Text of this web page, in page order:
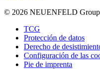
© 2026 NEUENFELD Group
TCG
Protección de datos
Derecho de
Configuración de las
Pie de imprenta